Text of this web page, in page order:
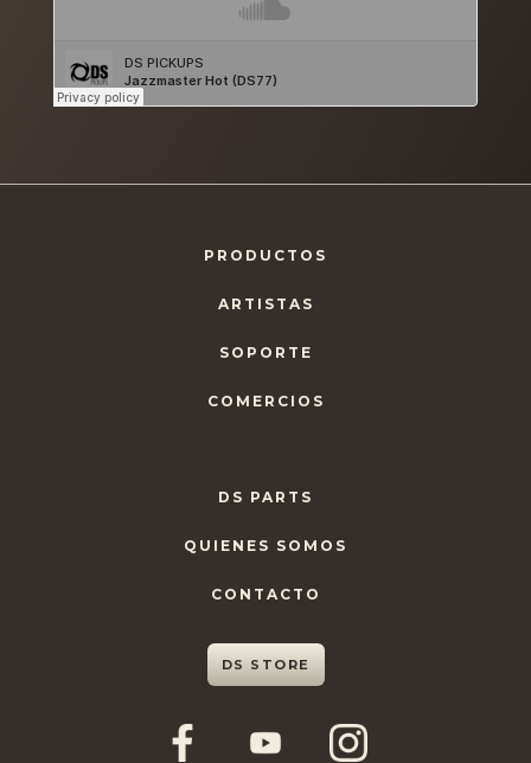
PRODUCTOS
ARTISTAS
SOPORTE
COMERCIOS
DS PARTS
QUIENES SOMOS
CONTACTO
DS STORE